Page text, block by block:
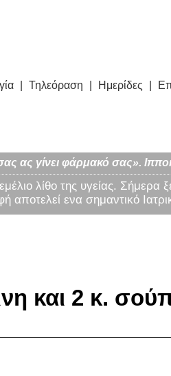
Τηλεόραση Ημερίδες
ας γίνει φάρμακό σας».
λίθο της υγείας. Σήμερα
ενα σημαντικό
και 2 κ.